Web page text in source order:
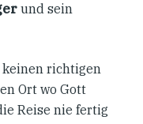
und sein
keinen richtigen
Ort wo Gott
Reise nie fertig